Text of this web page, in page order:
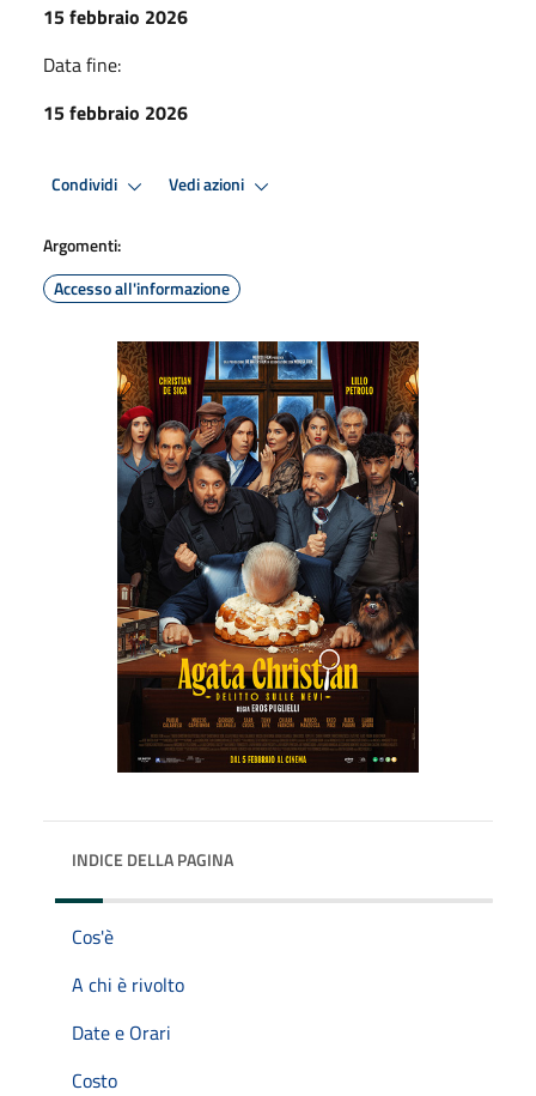
15 febbraio 2026
Data fine:
15 febbraio 2026
Condividi Vedi azioni
Argomenti:
Accesso all'informazione
INDICE DELLA PAGINA
Cos'è
A chi è rivolto
Date e Orari
Costo